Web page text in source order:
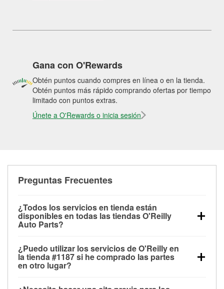
Gana con O'Rewards
Obtén puntos cuando compres en línea o en la tienda.
Obtén puntos más rápido comprando ofertas por tiempo
limitado con puntos extras.
Únete a O'Rewards o inicia sesión
Preguntas Frecuentes
¿Todos los servicios en tienda están
disponibles en todas las tiendas O'Reilly
Auto Parts?
las pruebas de batería, pruebas de alternador y
motor de arranque, revisión de la luz “Check Engine”
con O'Reilly VeriScan® e instalación de
limpiaparabrisas o bombillas, están disponibles en
¿Puedo utilizar los servicios de O'Reilly en
la tienda #1187 si he comprado las partes
en otro lugar?